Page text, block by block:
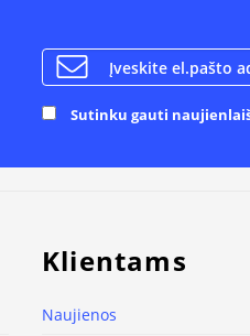
Sutinku gauti
Klientams
Naujienos